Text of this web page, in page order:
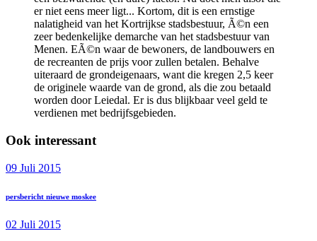
er niet eens meer ligt... Kortom, dit is een ernstige
nalatigheid van het Kortrijkse stadsbestuur, Ã©n een
zeer bedenkelijke demarche van het stadsbestuur van
Menen. EÃ©n waar de bewoners, de landbouwers en
de recreanten de prijs voor zullen betalen. Behalve
uiteraard de grondeigenaars, want die kregen 2,5 keer
de originele waarde van de grond, als die zou betaald
worden door Leiedal. Er is dus blijkbaar veel geld te
verdienen met bedrijfsgebieden.
Ook interessant
09 Juli 2015
persbericht nieuwe moskee
02 Juli 2015